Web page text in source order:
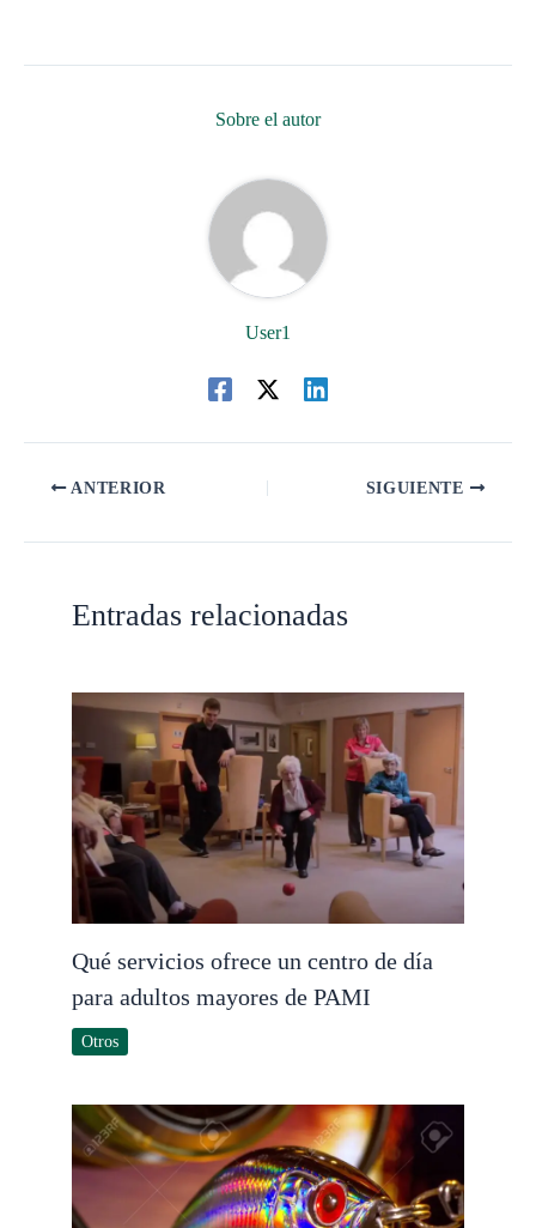
Sobre el autor
User1
ANTERIOR SIGUIENTE
Entradas relacionadas
Qué servicios ofrece un centro de día
para adultos mayores de PAMI
Otros